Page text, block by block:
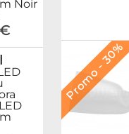
Noir
Promo - 30%